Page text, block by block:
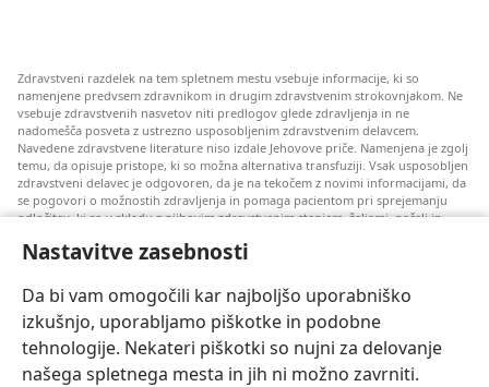
Nastavitve zasebnosti
Da bi vam omogočili kar najboljšo uporabniško
izkušnjo, uporabljamo piškotke in podobne
tehnologije. Nekateri piškotki so nujni za delovanje
našega spletnega mesta in jih ni možno zavrniti.
Zdravstveni razdelek na tem spletnem mestu vsebuje informacije, ki so
namenjene predvsem zdravnikom in drugim zdravstvenim strokovnjakom. Ne
vsebuje zdravstvenih nasvetov niti predlogov glede zdravljenja in ne
nadomešča posveta z ustrezno usposobljenim zdravstvenim delavcem.
Navedene zdravstvene literature niso izdale Jehovove priče. Namenjena je zgolj
temu, da opisuje pristope, ki so možna alternativa transfuziji. Vsak usposobljen
zdravstveni delavec je odgovoren, da je na tekočem z novimi informacijami, da
se pogovori o možnostih zdravljenja in pomaga pacientom pri sprejemanju
odločitev, ki so v skladu z njihovim zdravstvenim stanjem, željami, načeli in
paciente.
vedno posvetujte s svojim zdravnikom ali drugim usposobljenim zdravstvenim
delavcem. Če sumite, da ste bolni, se posvetujte z zdravnikom.
Za uporabo tega spletnega mesta veljajo pogoji uporabe.